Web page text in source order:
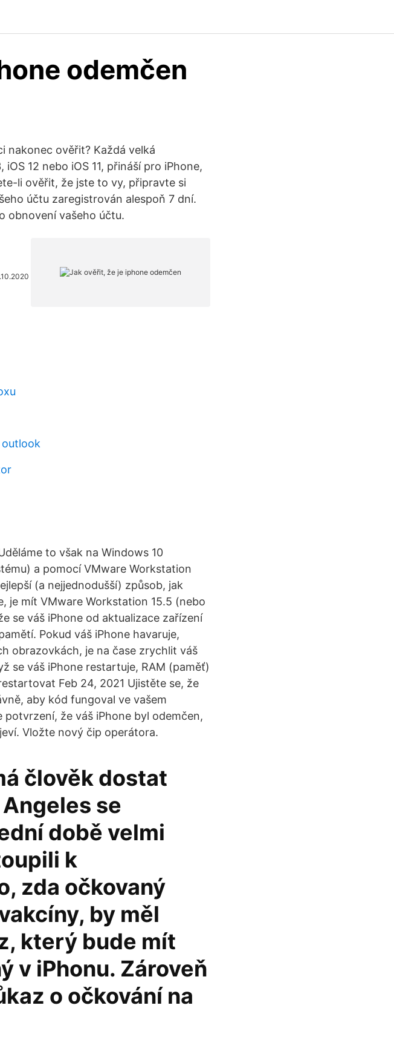
odemčen
nakonec ověřit? Každá velká
12 nebo iOS 11, přináší pro iPhone,
li ověřit, že jste to vy, připravte si
účtu zaregistrován alespoň 7 dní.
obnovení vašeho účtu.
to však na Windows 10
a pomocí VMware Workstation
(a nejjednodušší) způsob, jak
je mít VMware Workstation 15.5 (nebo
se váš iPhone od aktualizace zařízení
Pokud váš iPhone havaruje,
obrazovkách, je na čase zrychlit váš
se váš iPhone restartuje, RAM (paměť)
Feb 24, 2021 Ujistěte se, že
aby kód fungoval ve vašem
že váš iPhone byl odemčen,
Vložte nový čip operátora.
člověk dostat
se
době velmi
k
zda očkovaný
by měl
který bude mít
v iPhonu. Zároveň
o očkování na